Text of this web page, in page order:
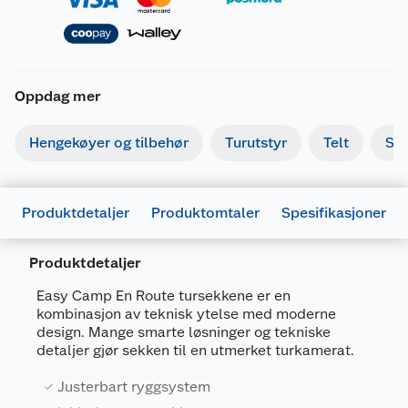
Oppdag mer
Hengekøyer og tilbehør Turutstyr Telt
Produktdetaljer Produktomtaler Spesifikasjoner
Produktdetaljer
Easy Camp En Route tursekkene er en
kombinasjon av teknisk ytelse med moderne
design. Mange smarte løsninger og tekniske
detaljer gjør sekken til en utmerket turkamerat.
Justerbart ryggsystem
Artikkelnummer
5709388124906
Leverandørens artikkelnummer
360196